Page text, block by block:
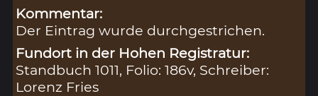
Kommentar:
Der Eintrag wurde durchgestrichen.
Fundort in der Hohen Registratur:
Standbuch 1011, Folio: 186v, Schreiber:
Lorenz Fries